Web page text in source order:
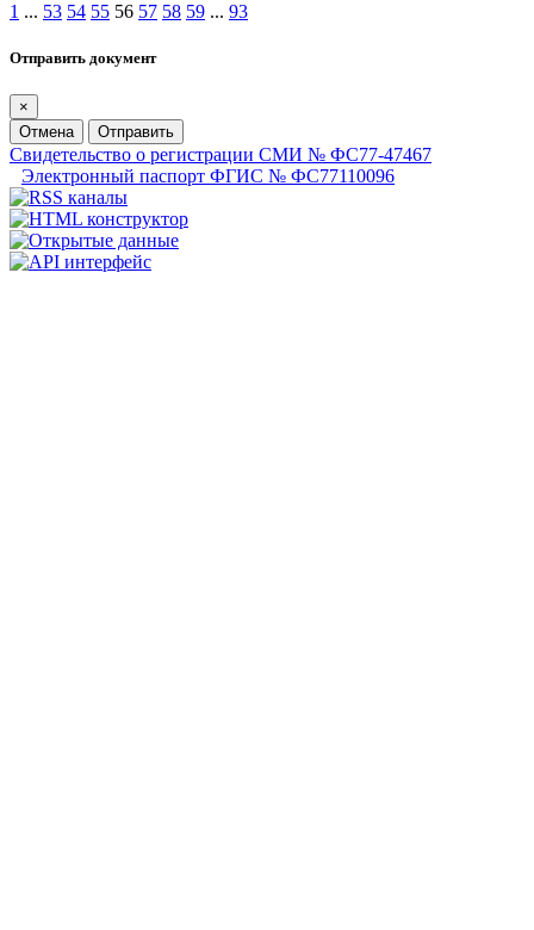
1 ... 53 54 55 56 57 58 59 ... 93
Отправить документ
×
Отмена
Отправить
Свидетельство о регистрации СМИ № ФС77-47467
Электронный паспорт ФГИС № ФС77110096